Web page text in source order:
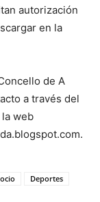
autorización
en la
de A
a través del
web
Deportes